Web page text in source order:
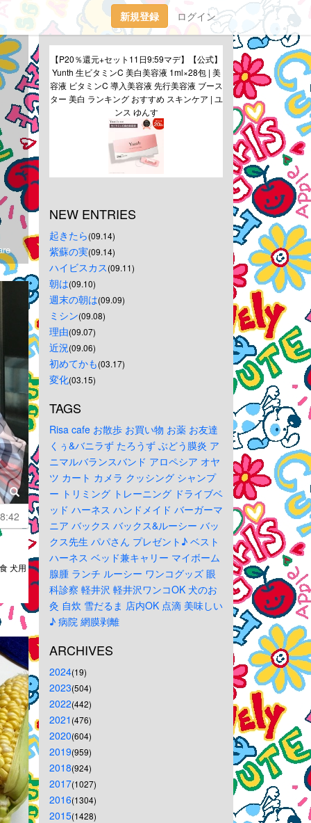
新規登録 ログイン
犬用
【P20％還元+セット11日9:59マデ】【公式】
Yunth 生ビタミンC 美白美容液 1ml×28包 | 美
容液 ビタミンC 導入美容液 先行美容液 ブース
ター 美白 ランキング おすすめ スキンケア | ユ
ンス ゆんす
NEW ENTRIES
起きたら(09.14)
紫蘇の実(09.14)
ハイビスカス(09.11)
朝は(09.10)
週末の朝は(09.09)
ミシン(09.08)
理由(09.07)
近況(09.06)
初めてかも(03.17)
変化(03.15)
TAGS
Risa cafe お散歩 お買い物 お薬 お友達
くぅ&バニラず たろうず ぶどう膜炎 ア
ニマルバランスバンド アロペシア オヤ
ツ カート カメラ クッシング シャンプ
ー トリミング トレーニング ドライブベ
ッド ハーネス ハンドメイド バーガーマ
ニア バックス バックス&ルーシー バッ
クス先生 パパさん プレゼント♪ ベスト
ハーネス ベッド兼キャリー マイボーム
腺腫 ランチ ルーシー ワンコグッズ 眼
科診察 軽井沢 軽井沢ワンコOK 犬のお
灸 自炊 雪だるま 店内OK 点滴 美味しい
♪ 病院 網膜剥離
ARCHIVES
2024(19)
2023(504)
2022(442)
2021 (476)
2020(604)
2019(959)
2018(924)
2017(1027)
2016(1304)
2015(1428)